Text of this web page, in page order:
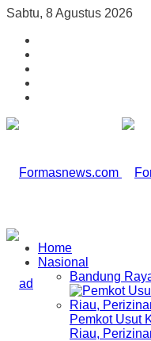
Sabtu, 8 Agustus 2026
Home
Nasional
Bandung
Pemkot Usut
Riau,